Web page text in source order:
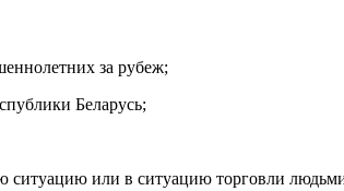
за рубеж;
Беларусь;
ситуацию или в ситуацию торговли